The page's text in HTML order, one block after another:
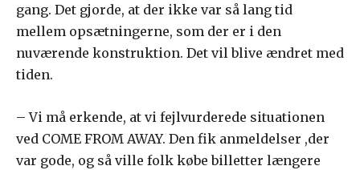
gang. Det gjorde, at der ikke var så lang tid
mellem opsætningerne, som der er i den
nuværende konstruktion. Det vil blive ændret med
tiden.
– Vi må erkende, at vi fejlvurderede situationen
ved COME FROM AWAY. Den fik anmeldelser ,der
var gode, og så ville folk købe billetter længere